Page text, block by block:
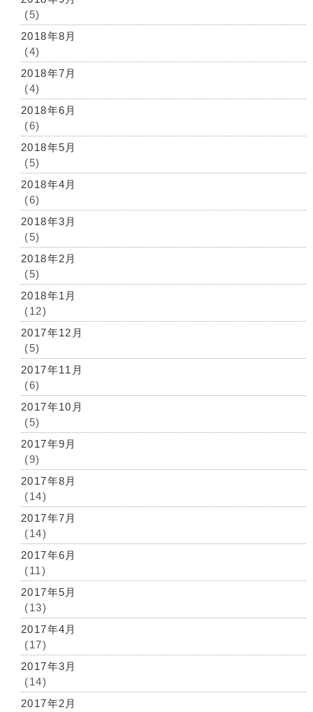
(5)
2018年8月
(4)
2018年7月
(4)
2018年6月
(6)
2018年5月
(5)
2018年4月
(6)
2018年3月
(5)
2018年2月
(5)
2018年1月
(12)
2017年12月
(5)
2017年11月
(6)
2017年10月
(5)
2017年9月
(9)
2017年8月
(14)
2017年7月
(14)
2017年6月
(11)
2017年5月
(13)
2017年4月
(17)
2017年3月
(14)
2017年2月